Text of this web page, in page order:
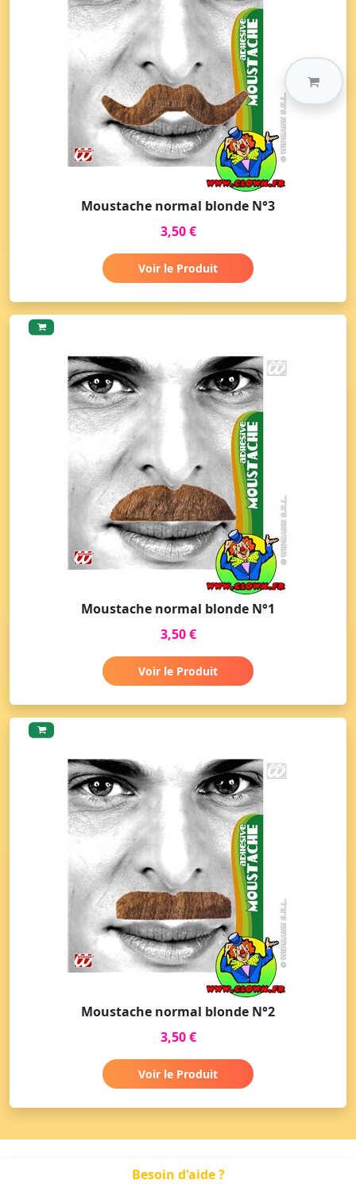
Moustache normal blonde N°3
3,50 €
Voir le Produit
Moustache normal blonde N°1
3,50 €
Voir le Produit
Moustache normal blonde N°2
3,50 €
Voir le Produit
Besoin d'aide ?